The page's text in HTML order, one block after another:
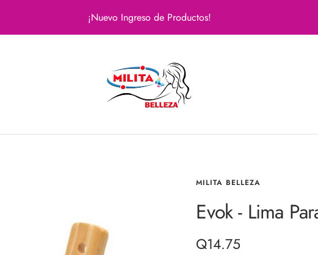
¡Nuevo Ingreso de Productos!
Belleza
MILITA BELLEZA
Evok - Lima
Precio
Q14.75